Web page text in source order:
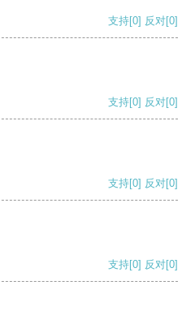
支持[0] 反对[0]
支持[0] 反对[0]
支持[0] 反对[0]
支持[0] 反对[0]